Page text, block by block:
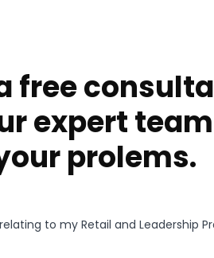
free
expert
prolems.
to my Retail and Leadership